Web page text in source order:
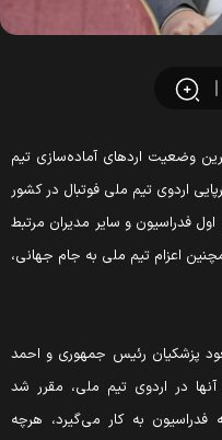
وضعیت اردهای آماده‌سازی تیم
اردوی تیم ملی فوتبال در کشور
و سایر مدیران مرتبط
اعزام تیم ملی به جام جهانی،
پزشکیان رئیس جمهوری و احمد
در اردوی تیم ملی، مقرر شد
به کار می‌گیرد، هرچه